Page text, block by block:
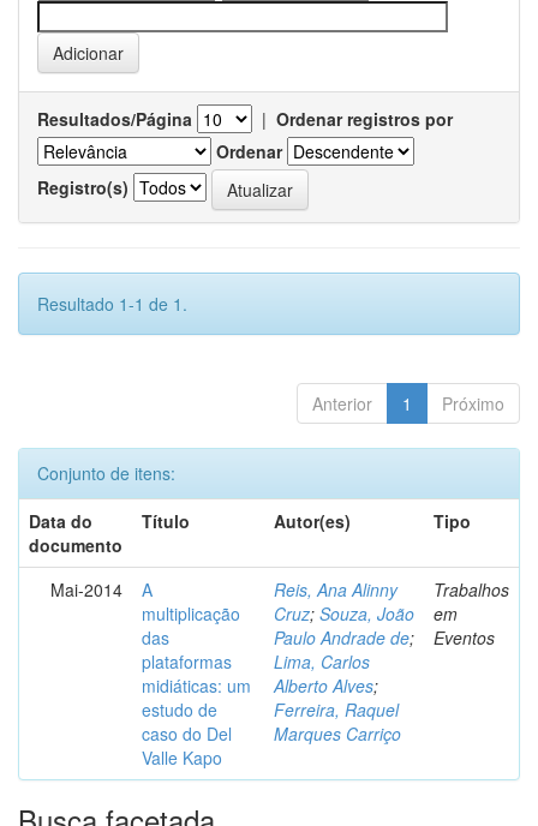
Resultados/Página | Ordenar registros por
Ordenar
Registro(s)
Resultado 1-1 de 1.
Anterior 1 Próximo
Conjunto de itens:
Data do
documento
Título Autor(es) Tipo
Mai-2014
A
multiplicação
das
plataformas
midiáticas: um
estudo de
caso do Del
Valle Kapo
Reis, Ana Alinny
Cruz; Souza, João
Paulo Andrade de;
Lima, Carlos
Alberto Alves;
Ferreira, Raquel
Marques Carriço
Trabalhos
em
Eventos